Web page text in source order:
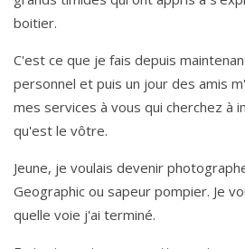
boitier.
C'est ce que je fais depuis
personnel et puis un jour des amis
mes services à vous qui cherchez à
qu'est le vôtre.
Jeune, je voulais devenir
Geographic ou sapeur pompier. Je
quelle voie j'ai terminé.